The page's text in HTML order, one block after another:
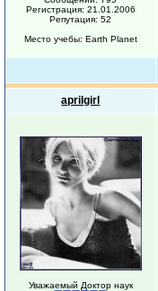
Регистрация: 21.01.2006
Репутация: 52
Место учебы: Earth Planet
aprilgirl
Уважаемый Доктор наук